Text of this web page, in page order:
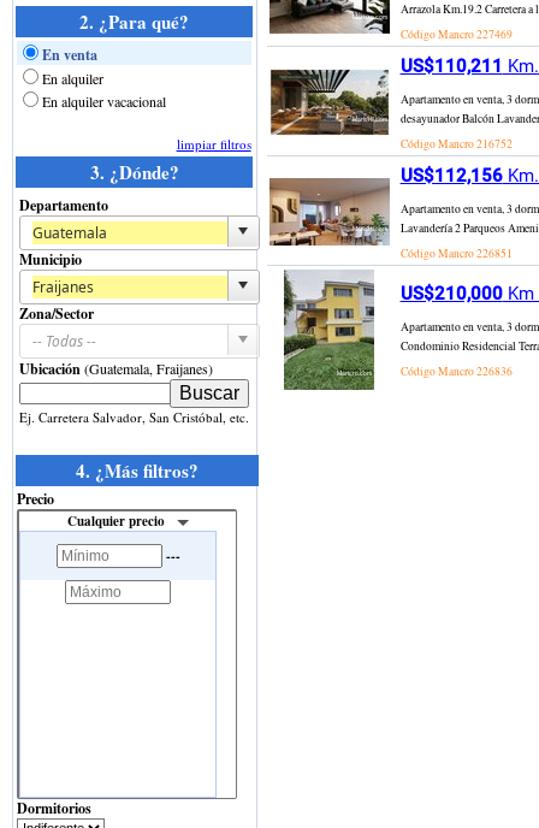
Arrazola Km.19.2 Carretera a
Código Mancro227469
US$110,211
Apartamento en venta, 3
desayunador Balcón
Código Mancro216752
US$112,156Km.
Apartamento en venta, 3
Lavandería 2 Parqueos
Código Mancro226851
US$210,000Km
Apartamento en venta, 3
Condominio Residencial
Código Mancro226836
2. ¿Para qué?
En venta
En alquiler
En alquiler vacacional
limpiar filtros
3. ¿Dónde?
Departamento
Municipio
Zona/Sector
Ubicación(Guatemala, Fraijanes)
Ej. Carretera Salvador, San Cristóbal, etc.
4. ¿Más filtros?
Precio
Cualquier precio
---
Dormitorios